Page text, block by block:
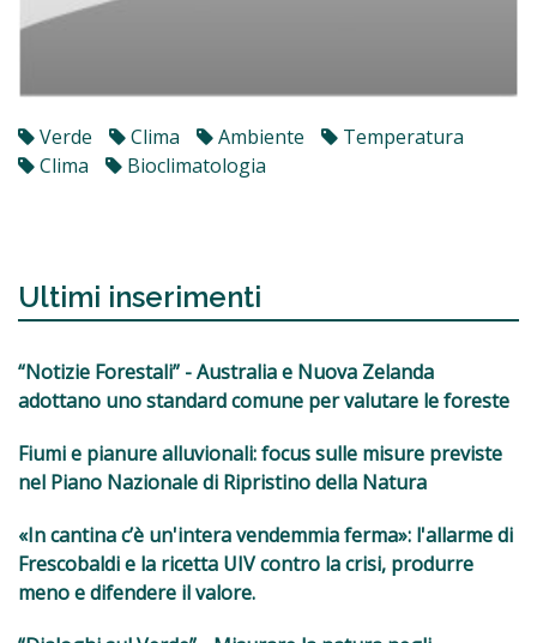
Verde Clima Ambiente
Temperatura
Clima
Bioclimatologia
Ultimi inserimenti
“Notizie Forestali” - Australia e Nuova Zelanda
adottano uno standard comune per valutare le foreste
Fiumi e pianure alluvionali: focus sulle misure previste
nel Piano Nazionale di Ripristino della Natura
«In cantina c’è un'intera vendemmia ferma»: l'allarme di
Frescobaldi e la ricetta UIV contro la crisi, produrre
meno e difendere il valore.